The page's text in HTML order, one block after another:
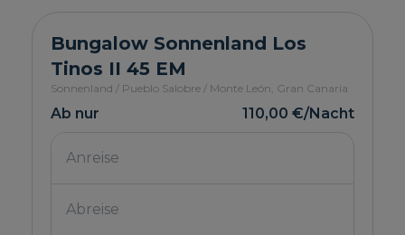
Bungalow Sonnenland Los
Tinos II 45 EM
Sonnenland / Pueblo Salobre / Monte León, Gran Canaria
Ab nur 110,00 €/Nacht